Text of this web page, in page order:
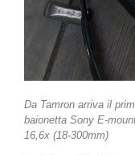
Da Tamron arriva il
baionetta Sony E-
16,6x (18-300mm)